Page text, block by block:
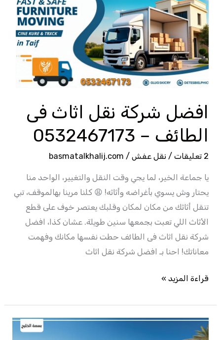
افضل شركة نقل اثاث فى
الطائف – 0532467173
2 تعليقات / نقل عفش /
basmatalkhalij.com
يا جماعة الخير، لما يجي وقت النقل والتغيير، الواحد منا
يحتار وش يسوي بأغراضه وأثاثه! 😩 كلنا مرينا بهالموقف، تبي
تنقل أثاثك من مكان لمكان وقلبك يعتصر خوف على قطع
الأثاث اللي تعبت بجمعها سنين طويلة. عشان كذا، افضل
شركة نقل اثاث فى الطائف حطت نفسها مكانك وفهمت
معاناتك! احنا بـ افضل شركة نقل اثاث
شركة
نقل
اثاث
فى
الطائف
–
قراءة المزيد »
شركة